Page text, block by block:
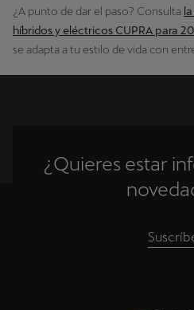
¿A punto de dar el paso? Consulta
híbridos y eléctricos CUPRA para
se adapta a tu estilo de vida con
¿Quieres estar